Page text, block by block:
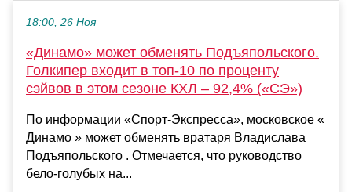
18:00, 26 Ноя
«Динамо» может обменять Подъяпольского.
Голкипер входит в топ-10 по проценту
сэйвов в этом сезоне КХЛ – 92,4% («СЭ»)
По информации «Спорт-Экспресса», московское «
Динамо » может обменять вратаря Владислава
Подъяпольского . Отмечается, что руководство
бело-голубых на...